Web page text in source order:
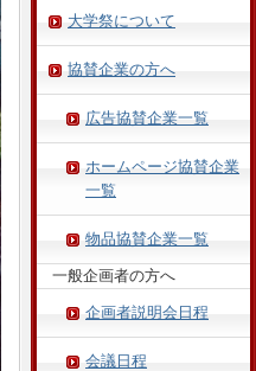
大学祭について
協賛企業の方へ
広告協賛企業一覧
ホームページ協賛企業
一覧
物品協賛企業一覧
一般企画者の方へ
企画者説明会日程
会議日程